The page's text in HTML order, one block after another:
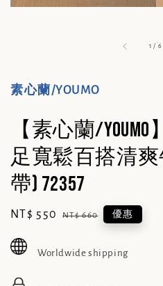
1 / 6
素心蘭/YOUMO
【素心蘭/
足寬鬆百搭清
帶) 72357
Sale
NT$ 550 Regular
NT$ 660 優惠
Worldwide shipping